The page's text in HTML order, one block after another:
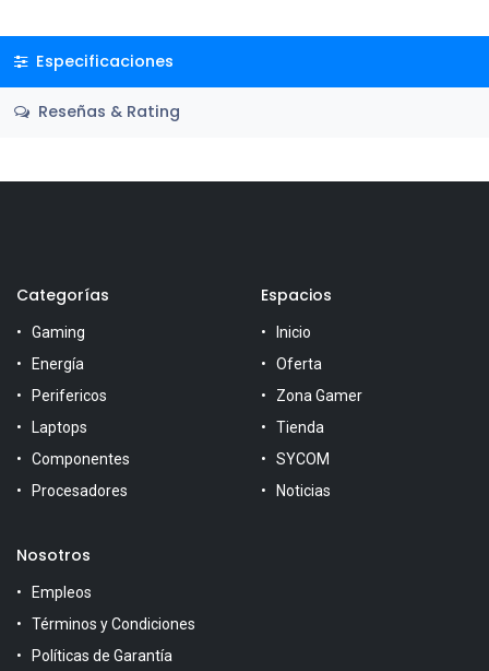
Especificaciones
Reseñas & Rating
Categorías
Gaming
Energía
Perifericos
Laptops
Componentes
Procesadores
Espacios
Inicio
Oferta
Zona Gamer
Tienda
SYCOM
Noticias
Nosotros
Empleos
Términos y Condiciones
Políticas de Garantía